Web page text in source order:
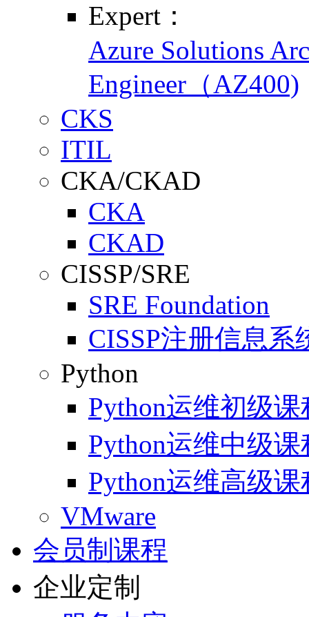
Expert：
Azure Solutions
Engineer（AZ400)
CKS
ITIL
CKA/CKAD
CKA
CKAD
CISSP/SRE
SRE Foundation
CISSP注册信息
Python
Python运维初级课
Python运维中级课
Python运维高级课
VMware
会员制课程
企业定制